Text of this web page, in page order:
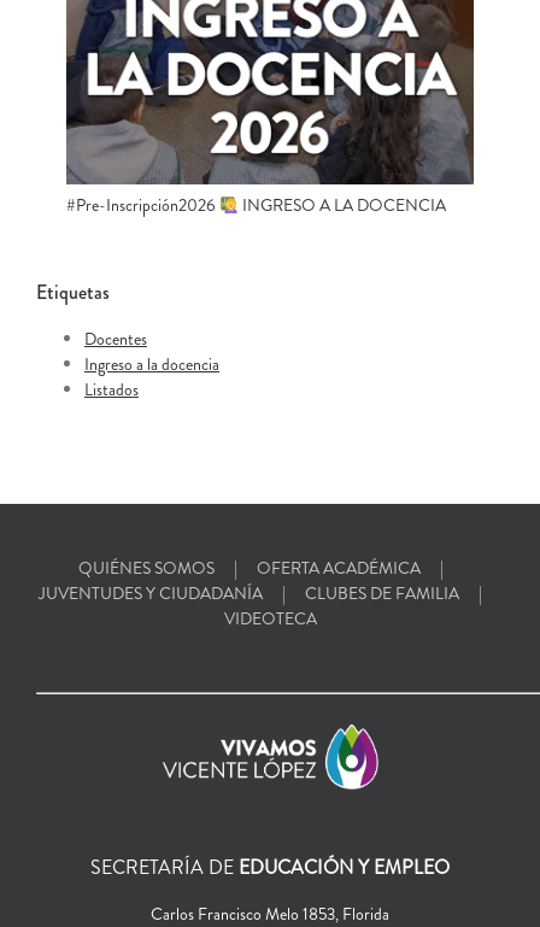
#Pre-Inscripción2026 INGRESO A LA DOCENCIA
Etiquetas
Docentes
Ingreso a la docencia
Listados
QUIÉNES SOMOS
OFERTA ACADÉMICA
JUVENTUDES Y CIUDADANÍA
CLUBES DE FAMILIA
VIDEOTECA
SECRETARÍA DE EDUCACIÓN Y EMPLEO
Carlos Francisco Melo 1853, Florida